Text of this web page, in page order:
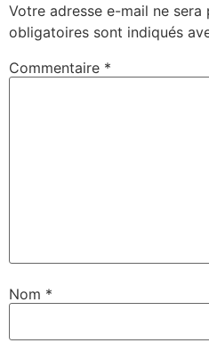
Votre adresse e-mail ne sera
obligatoires sont indiqués
Commentaire *
Nom *